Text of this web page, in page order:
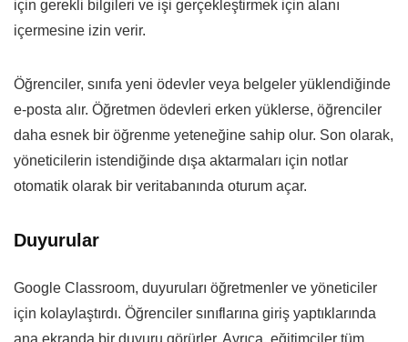
için gerekli bilgileri ve işi gerçekleştirmek için alanı
içermesine izin verir.
Öğrenciler, sınıfa yeni ödevler veya belgeler yüklendiğinde
e-posta alır. Öğretmen ödevleri erken yüklerse, öğrenciler
daha esnek bir öğrenme yeteneğine sahip olur. Son olarak,
yöneticilerin istendiğinde dışa aktarmaları için notlar
otomatik olarak bir veritabanında oturum açar.
Duyurular
Google Classroom, duyuruları öğretmenler ve yöneticiler
için kolaylaştırdı. Öğrenciler sınıflarına giriş yaptıklarında